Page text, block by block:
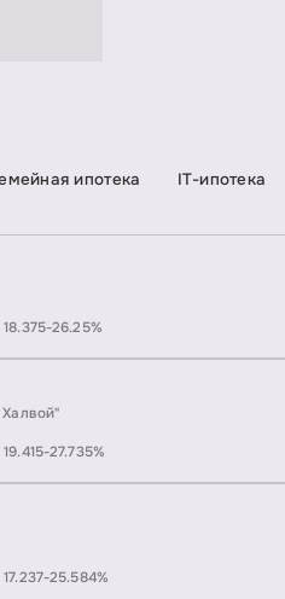
ипотека IT-ипотека
26.25%
Халвой"
27.735%
25.584%